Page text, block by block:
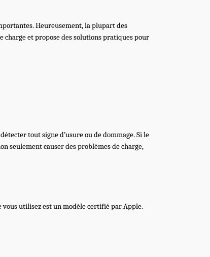
Heureusement, la plupart des
charge et propose des solutions pratiques pour
tout signe d’usure ou de dommage. Si le
seulement causer des problèmes de charge,
utilisez est un modèle certifié par Apple.